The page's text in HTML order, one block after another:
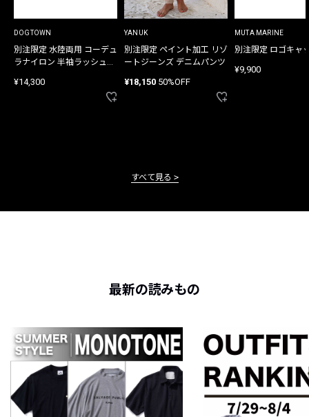
DOGTOWN
別注限定 水陸両用 コーデュ
ラナイロン 半袖ラッシュガ
¥14,300
YANUK
別注限定 ペイント加工 リゾ
ートジーンズ デニムパンツ
¥18,150 50%OFF
MUTA MARINE
別注限定 ロゴキャ
¥9,900
すべて見る
最新の読みもの